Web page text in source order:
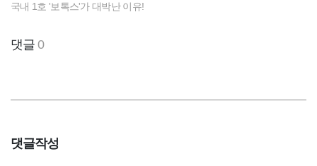
국내 1호 '보톡스'가 대박난 이유!
댓글0
댓글작성